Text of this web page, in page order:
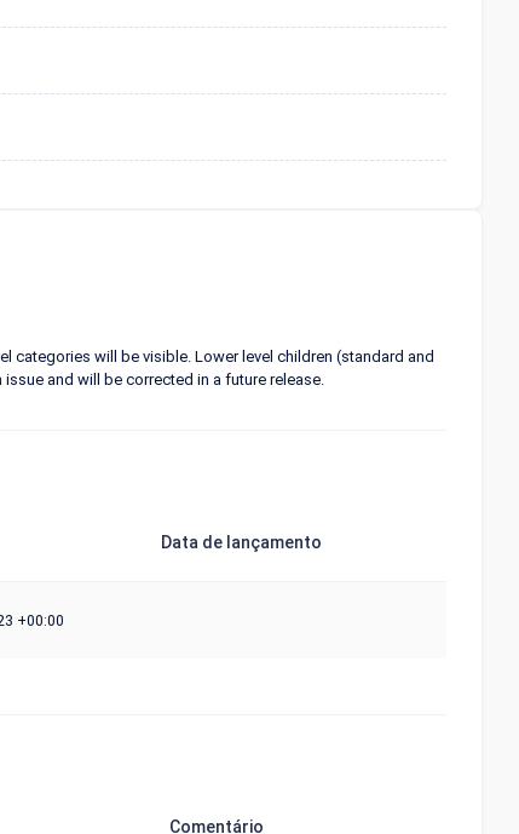
categories will be visible. Lower level children (standard and
and will be corrected in a future release.
Data de lançamento
+00:00
Comentário